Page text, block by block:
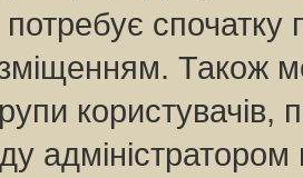
спочатку
Також